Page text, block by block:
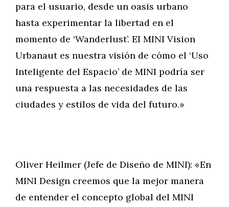
para el usuario, desde un oasis urbano
hasta experimentar la libertad en el
momento de ‘Wanderlust’. El MINI Vision
Urbanaut es nuestra visión de cómo el ‘Uso
Inteligente del Espacio’ de MINI podría ser
una respuesta a las necesidades de las
ciudades y estilos de vida del futuro.»
Oliver Heilmer (Jefe de Diseño de MINI): «En
MINI Design creemos que la mejor manera
de entender el concepto global del MINI